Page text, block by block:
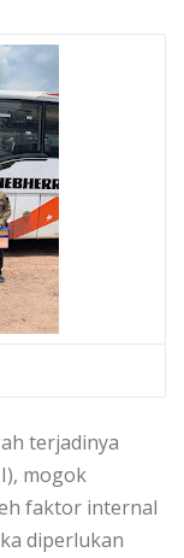
terjadinya
mogok
faktor internal
diperlukan